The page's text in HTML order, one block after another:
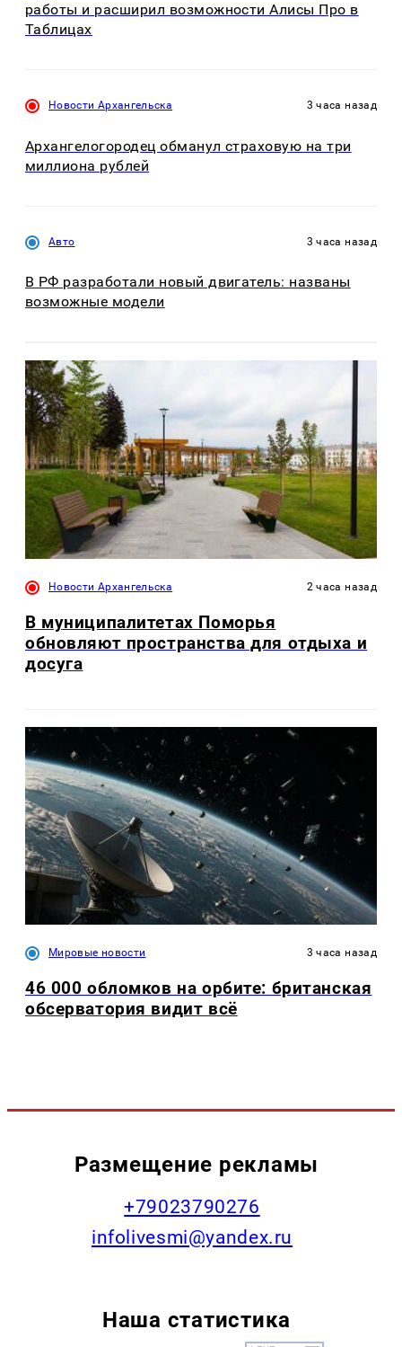
работы и расширил возможности Алисы Про в
Таблицах
Новости Архангельска 3 часа назад
Архангелогородец обманул страховую на три
миллиона рублей
Авто 3 часа назад
В РФ разработали новый двигатель: названы
возможные модели
Новости Архангельска 2 часа назад
В муниципалитетах Поморья
обновляют пространства для отдыха и
досуга
Мировые новости 3 часа назад
46 000 обломков на орбите: британская
обсерватория видит всё
Размещение рекламы
+79023790276
infolivesmi@yandex.ru
Наша статистика